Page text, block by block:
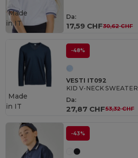
Da:
17,59 CHF30,62 CHF
Made
in IT
-48%
VESTI IT092
KID V-NECK SWEATER
Da:
27,87 CHF53,32 CHF
Made
in IT
-43%